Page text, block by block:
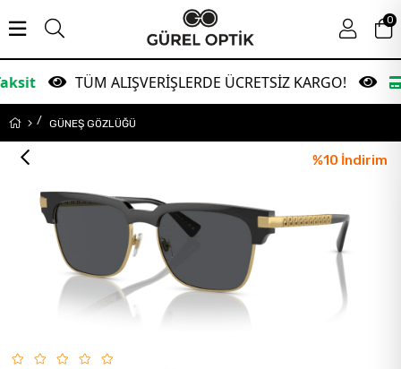
TÜM ALIŞVERİŞLERDE ÜCRETSİZ KARGO!
0
GÜNEŞ GÖZLÜĞÜ
%10 İndirim